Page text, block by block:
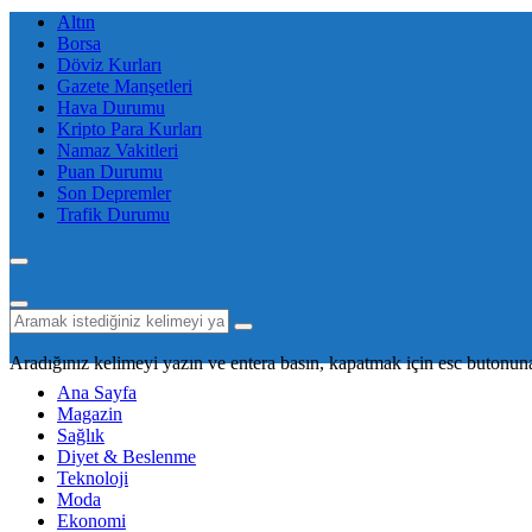
Altın
Borsa
Döviz Kurları
Gazete Manşetleri
Hava Durumu
Kripto Para Kurları
Namaz Vakitleri
Puan Durumu
Son Depremler
Trafik Durumu
Aradığınız kelimeyi yazın ve entera basın, kapatmak için esc
Ana Sayfa
Magazin
Sağlık
Diyet & Beslenme
Teknoloji
Moda
Ekonomi